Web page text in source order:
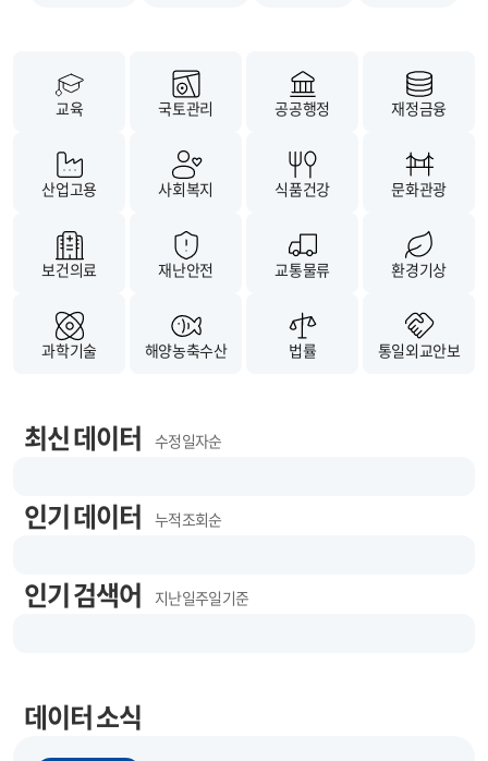
교육 국토관리 공공행정 재정금융
산업고용 사회복지 식품건강 문화관광
보건의료 재난안전 교통물류 환경기상
과학기술 해양농축수산 법률 통일외교안보
최신 데이터 수정 일자순
인기 데이터 누적 조회순
인기 검색어 지난 일주일 기준
데이터 소식